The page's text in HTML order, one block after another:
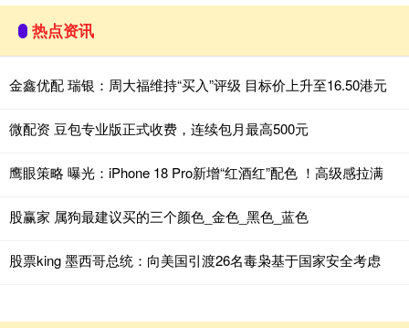
热点资讯
金鑫优配 瑞银：周大福维持“买入”评级 目标价上升至16.50港元
微配资 豆包专业版正式收费，连续包月最高500元
鹰眼策略 曝光：iPhone 18 Pro新增“红酒红”配色 ！高级感拉满
股赢家 属狗最建议买的三个颜色_金色_黑色_蓝色
股票king 墨西哥总统：向美国引渡26名毒枭基于国家安全考虑